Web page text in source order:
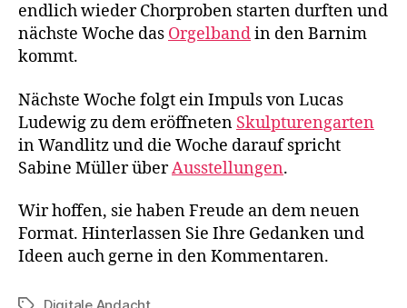
endlich wieder Chorproben starten durften und
nächste Woche das Orgelbandin den Barnim
kommt.
Nächste Woche folgt ein Impuls von Lucas
Ludewig zu dem eröffneten Skulpturengarten
in Wandlitz und die Woche darauf spricht
Sabine Müller überAusstellungen.
Wir hoffen, sie haben Freude an dem neuen
Format. Hinterlassen Sie Ihre Gedanken und
Ideen auch gerne in den Kommentaren.